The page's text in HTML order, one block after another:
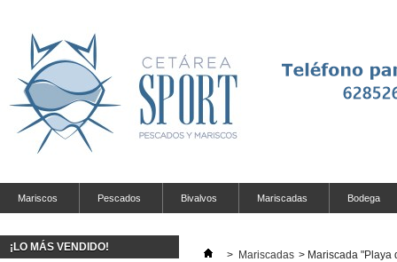
Mariscos Pescados Bivalvos Mariscadas Bodega
¡LO MÁS VENDIDO!
> Mariscadas > Mariscada "Playa